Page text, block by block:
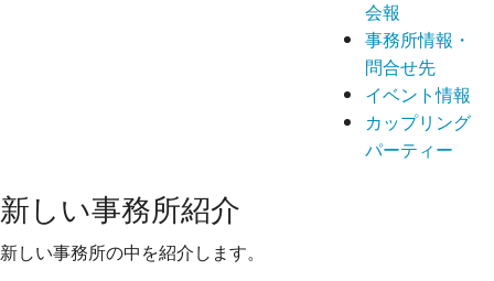
会報
事務所情報・
問合せ先
イベント情報
カップリング
パーティー
新しい事務所紹介
新しい事務所の中を紹介します。